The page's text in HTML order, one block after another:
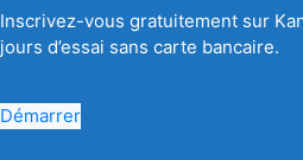
Inscrivez-vous gratuitement sur
jours d’essai sans carte bancaire.
Démarrer